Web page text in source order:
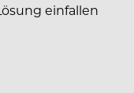
einfallen